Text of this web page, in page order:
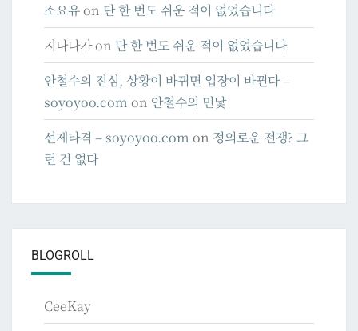
소요유on 단 한 번도 쉬운 적이 없었습니다
지나다가on 단 한 번도 쉬운 적이 없었습니다
안철수의 진심, 상황이 바뀌면 입장이 바뀐다 –
soyoyoo.com on 안철수의 민낯
선제타격 – soyoyoo.com on 정의로운 전쟁? 그
런 건 없다
BLOGROLL
CeeKay